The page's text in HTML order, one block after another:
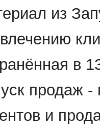
из
в
продаж -
и